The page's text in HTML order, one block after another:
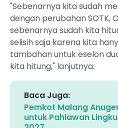
"Sebenarnya kita sudah
dengan perubahan SOTK,
sebenarnya sudah kita
selisih saja karena kita
tambahan untuk eselon
kita hitung," lanjutnya.
Baca Juga:
Pemkot Malang
untuk Pahlawan